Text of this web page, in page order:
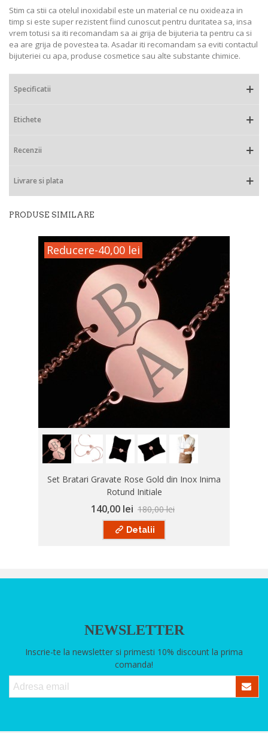
Stim ca stii ca otelul inoxidabil este un material ce nu oxideaza in
timp si este super rezistent fiind cunoscut pentru duritatea sa, insa
vrem totusi sa iti recomandam sa ai grija de bijuteria ta pentru ca si
ea are grija de povestea ta. Asadar iti recomandam sa eviti contactul
bijuteriei cu apa, produse cosmetice sau alte substante chimice.
Specificatii
Etichete
Recenzii
Livrare si plata
PRODUSE SIMILARE
Reducere-40,00 lei
Set Bratari Gravate Rose Gold din Inox Inima
Rotund Initiale
140,00 lei 180,00 lei
Detalii
NEWSLETTER
Inscrie-te la newsletter si primesti 10% discount la prima
comanda!